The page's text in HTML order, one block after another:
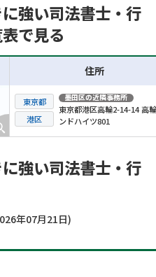
強い司法書士・行
で見る
住所
東京都
港区
墨田区の近隣事務所
東京都港区高輪2-14-14 高
ンドハイツ801
強い司法書士・行
年07月21日)